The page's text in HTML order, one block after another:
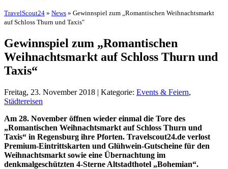
TravelScout24 » News » Gewinnspiel zum „Romantischen Weihnachtsmarkt
auf Schloss Thurn und Taxis"
Gewinnspiel zum „Romantischen
Weihnachtsmarkt auf Schloss Thurn und
Taxis“
Freitag, 23. November 2018 | Kategorie: Events & Feiern,
Städtereisen
Am 28. November öffnen wieder einmal die Tore des
„Romantischen Weihnachtsmarkt auf Schloss Thurn und
Taxis“ in Regensburg ihre Pforten. Travelscout24.de verlost
Premium-Eintrittskarten und Glühwein-Gutscheine für den
Weihnachtsmarkt sowie eine Übernachtung im
denkmalgeschützten 4-Sterne Altstadthotel „Bohemian“.